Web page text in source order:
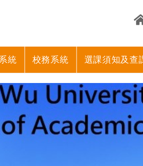
統 校務系統 選課須知及查